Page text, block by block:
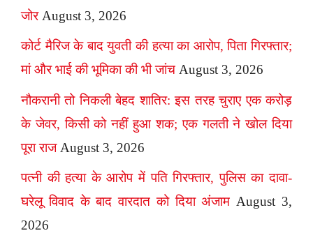
जोर August 3, 2026
कोर्ट मैरिज के बाद युवती की हत्या का आरोप, पिता गिरफ्तार;
मां और भाई की भूमिका की भी जांच August 3, 2026
नौकरानी तो निकली बेहद शातिर: इस तरह चुराए एक करोड़
के जेवर, किसी को नहीं हुआ शक; एक गलती ने खोल दिया
पूरा राज August 3, 2026
पत्नी की हत्या के आरोप में पति गिरफ्तार, पुलिस का दावा-
घरेलू विवाद के बाद वारदात को दिया अंजाम August 3,
2026